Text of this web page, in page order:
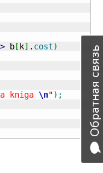
> b [ k] . cost)
kniga \n") ;
Обратная связь